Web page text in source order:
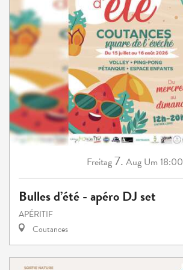
Freitag7. Aug Um 18:00
Bulles d’été - apéro DJ set
APÉRITIF
Coutances